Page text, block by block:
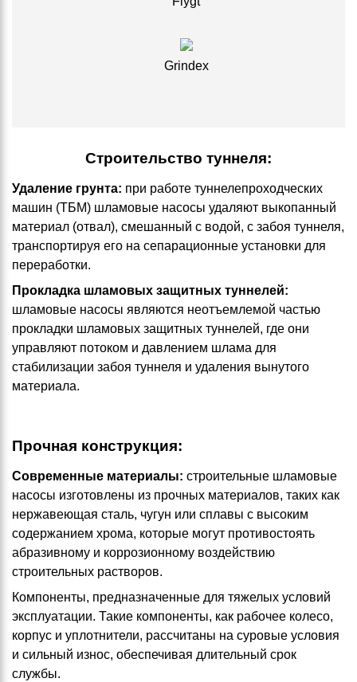
Grindex
Строительство туннеля:
Удаление грунта: при работе туннелепроходческих
машин (ТБМ) шламовые насосы удаляют выкопанный
материал (отвал), смешанный с водой, с забоя туннеля,
транспортируя его на сепарационные установки для
переработки.
Прокладка шламовых защитных туннелей:
шламовые насосы являются неотъемлемой частью
прокладки шламовых защитных туннелей, где они
управляют потоком и давлением шлама для
стабилизации забоя туннеля и удаления вынутого
материала.
Прочная конструкция:
Современные материалы: строительные шламовые
насосы изготовлены из прочных материалов, таких как
нержавеющая сталь, чугун или сплавы с высоким
содержанием хрома, которые могут противостоять
абразивному и коррозионному воздействию
строительных растворов.
Компоненты, предназначенные для тяжелых условий
эксплуатации. Такие компоненты, как рабочее колесо,
корпус и уплотнители, рассчитаны на суровые условия
и сильный износ, обеспечивая длительный срок
службы.